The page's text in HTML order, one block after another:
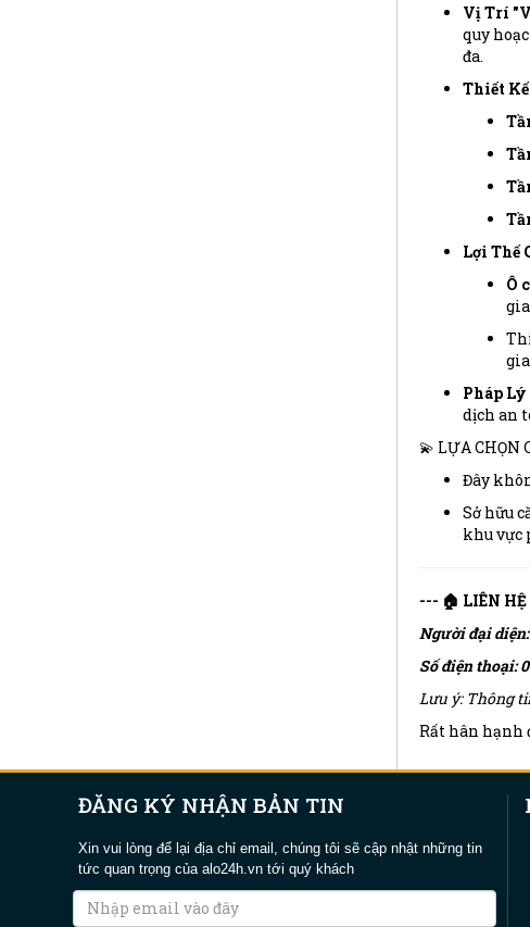
Vị Trí
quy
đa.
Thiết
Lợi Thế
Ô
Pháp
dịch an
💫 LỰA CHỌN
Đây
Sở hữu
khu vực
--- 🏠 LIÊN
Người đại
Số điện thoại:
Lưu ý: Thông
Rất hân hạnh
ĐĂNG KÝ NHẬN BẢN TIN
Xin vui lòng để lại địa chỉ email, chúng tôi sẽ cập nhật những tin
tức quan trọng của alo24h.vn tới quý khách